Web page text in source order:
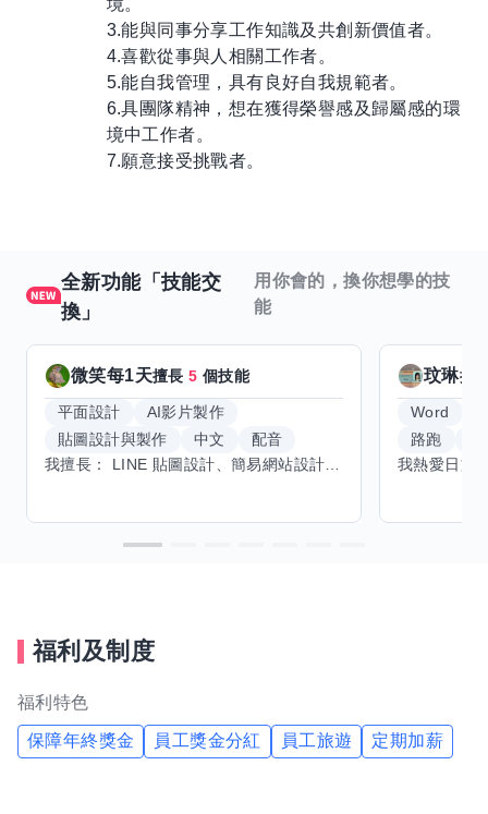
境。
3.能與同事分享工作知識及共創新價值者。
4.喜歡從事與人相關工作者。
5.能自我管理，具有良好自我規範者。
6.具團隊精神，想在獲得榮譽感及歸屬感的環
境中工作者。
7.願意接受挑戰者。
全新功能「技能交
換」
用你會的，換你想學的技
能
微笑每1天擅長5 個技能
平面設計
AI影片製作
貼圖設計與製作
中文
配音
玟琳擅
Word
路跑
福利及制度
福利特色
保障年終獎金 員工獎金分紅 員工旅遊 定期加薪